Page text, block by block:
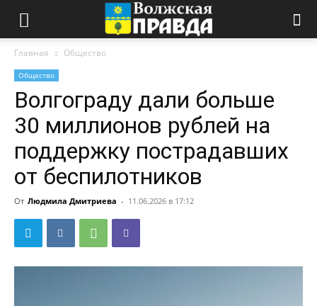
Главная Общество
Общество
Волгограду дали больше
30 миллионов рублей на
поддержку пострадавших
от беспилотников
От Людмила Дмитриева - 11.06.2026 в 17:12